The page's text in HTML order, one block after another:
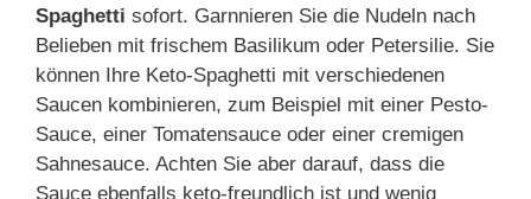
Spaghetti sofort. Garnnieren Sie die Nudeln nach
Belieben mit frischem Basilikum oder Petersilie. Sie
können Ihre Keto-Spaghetti mit verschiedenen
Saucen kombinieren, zum Beispiel mit einer Pesto-
Sauce, einer Tomatensauce oder einer cremigen
Sahnesauce. Achten Sie aber darauf, dass die
Sauce ebenfalls keto-freundlich ist und wenig